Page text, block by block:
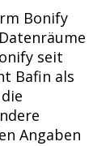
Bonify
seit
Bafin als
Angaben